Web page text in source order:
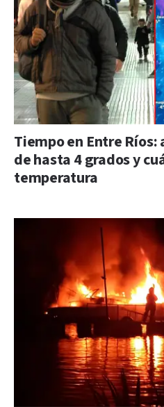
Tiempo en Entre
de hasta 4 grados y
temperatura